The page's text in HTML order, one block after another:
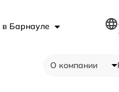
в Барнауле
О компании